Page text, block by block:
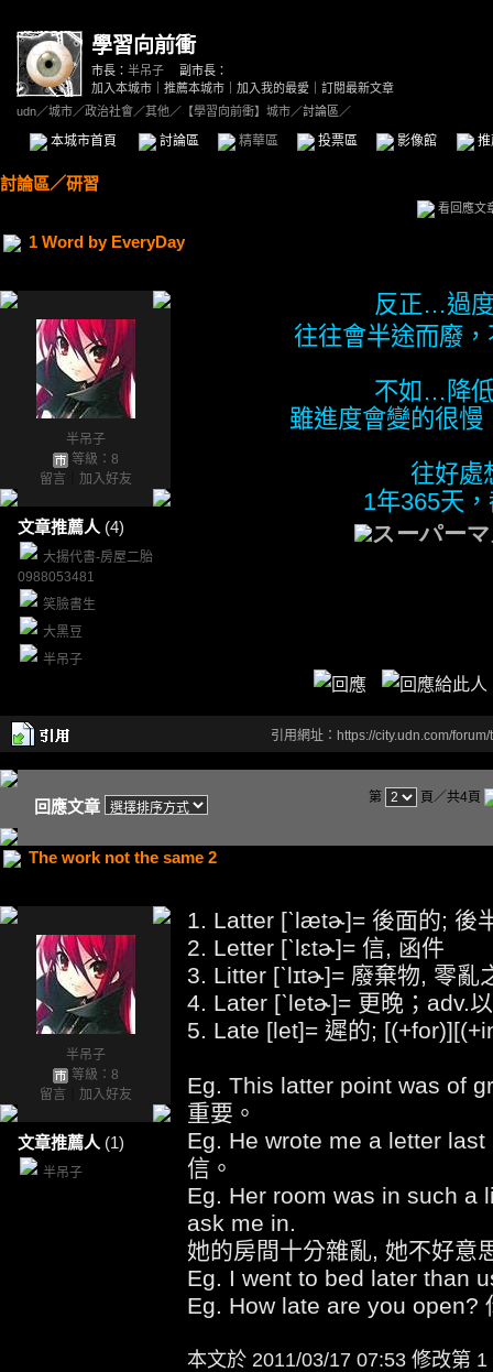
學習向前衝
市長： 半吊子
副市長：
加入本城市
推薦本城市 加入我的最愛
訂閱最新文章
udn／城市／政治社會／其他／ 【學習向前衝】城市／討論區／
本城市首頁 討論區 精華區 投票區 影像館
討論區／研習
看回應文
1 Word by EveryDay
半吊子
等級：8
留言
加入好友
文章推薦人 (4)
大揚代書-房屋二胎
0988053481
笑臉書生
大黑豆
半吊子
反正…過
往往會半途而廢
不如…降
雖進度會變的很慢
往好
1年365天
スーパー
引用網址：https://city.udn.com/
回應文章 第 頁／共4頁
The work not the same 2
半吊子
等級：8
留言
加入好友
文章推薦人 (1)
半吊子
1. Latter [ˋlætɚ]= 後面的; 後
2. Letter [ˋlɛtɚ]= 信, 函件
3. Litter [ˋlɪtɚ]= 廢棄物, 零亂
4. Later [ˋletɚ]= 更晚；adv.
5. Late [let]= 遲的;
Eg. This latter point was of
重要。
Eg. He wrote me a letter
信。
Eg. Her room was in such a
ask me in.
她的房間十分雜亂, 她不好意
Eg. I went to bed later than
Eg. How late are you open?
本文於 2011/03/17 07:53 修改第 1